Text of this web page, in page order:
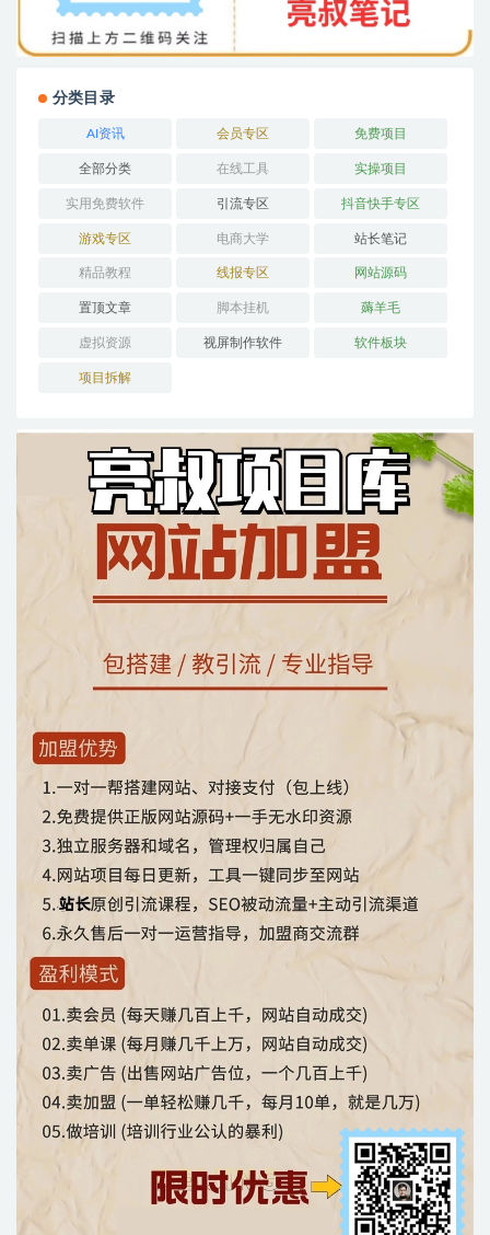
分类目录
AI资讯 会员专区 免费项目
全部分类 在线工具 实操项目
实用免费软件 引流专区 抖音快手专区
游戏专区 电商大学 站长笔记
精品教程 线报专区 网站源码
置顶文章 脚本挂机 薅羊毛
虚拟资源 视屏制作软件 软件板块
项目拆解